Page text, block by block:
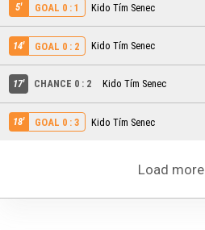
5' GOAL 0 : 1 Kido Tím Senec
14' GOAL 0 : 2 Kido Tím Senec
17' CHANCE 0 : 2 Kido Tím Senec
18' GOAL 0 : 3 Kido Tím Senec
Load more